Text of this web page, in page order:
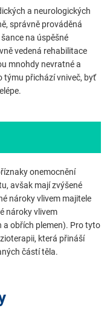
a neurologických
správně prováděná
na úspěšné
vedená rehabilitace
mnohdy nevratné a
týmu přichází vniveč, byť
onemocnění
avšak mají zvýšené
nároky vlivem majitele
nároky vlivem
a obřích plemen). Pro tyto
která přináší
částí těla.